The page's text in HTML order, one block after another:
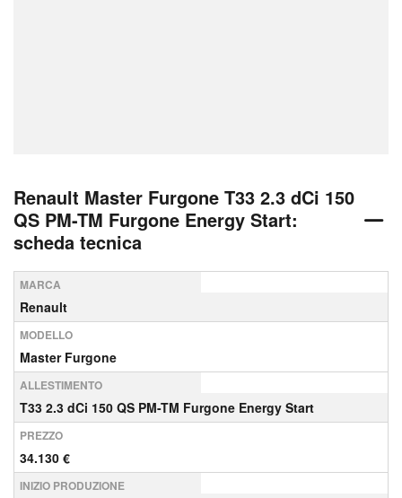
Renault Master Furgone T33 2.3 dCi 150
QS PM-TM Furgone Energy Start:
scheda tecnica
MARCA
Renault
MODELLO
Master Furgone
ALLESTIMENTO
T33 2.3 dCi 150 QS PM-TM Furgone Energy Start
PREZZO
34.130 €
INIZIO PRODUZIONE